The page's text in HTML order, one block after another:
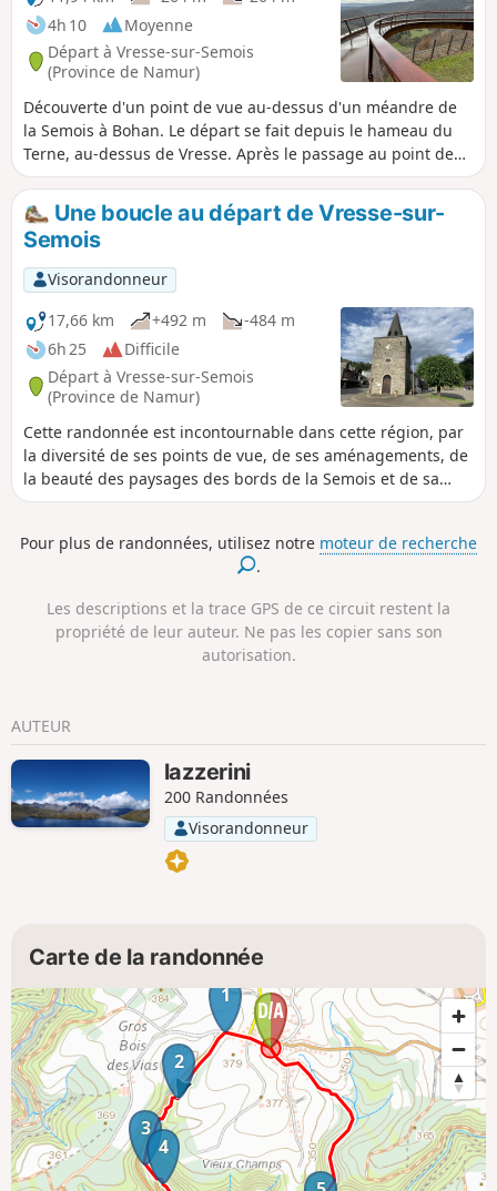
4h 10
Moyenne
Départ à Vresse-sur-Semois
(Province de Namur)
Découverte d'un point de vue au-dessus d'un méandre de
la Semois à Bohan. Le départ se fait depuis le hameau du
Terne, au-dessus de Vresse. Après le passage au point de
vue, le parcours sinue sur le haut du versant de la Semois,
pour rejoindre le Col de Conrad, puis la Chapelle du Flachi.
Une boucle au départ de Vresse-sur-
Semois
Visorandonneur
17,66 km
+492 m
-484 m
6h 25
Difficile
Départ à Vresse-sur-Semois
(Province de Namur)
Cette randonnée est incontournable dans cette région, par
la diversité de ses points de vue, de ses aménagements, de
la beauté des paysages des bords de la Semois et de sa
forêt ardennaise. Traversée de La Semois sur un pont de
Jambon de Membre - de Vresse - Reconstitution du Maquis
Pour plus de randonnées, utilisez notre moteur de recherche
.
Les descriptions et la trace GPS de ce circuit restent la
propriété de leur auteur. Ne pas les copier sans son
autorisation.
AUTEUR
lazzerini
200 Randonnées
Visorandonneur
Carte de la randonnée
1
2
3
4